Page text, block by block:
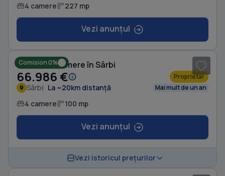
4 camere 227 mp
Vezi anunțul
Comision 0%
Casă cu 4 camere în Sârbi
66.986 € Proprietar
Sârbi La ~20km distanță Mai mult de un an
4 camere 100 mp
Vezi anunțul
Vezi istoricul prețurilor